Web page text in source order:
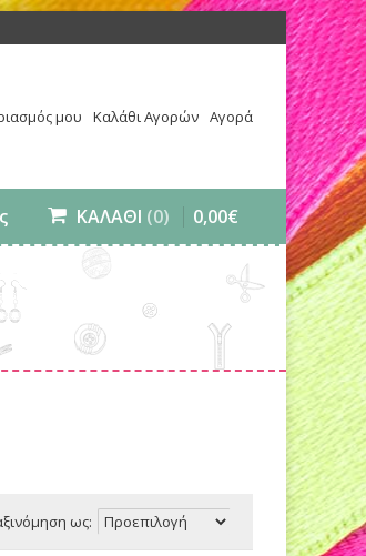
μου Καλάθι Αγορών Αγορά
ΚΑΛΑΘΙ (0) 0,00€
ως: